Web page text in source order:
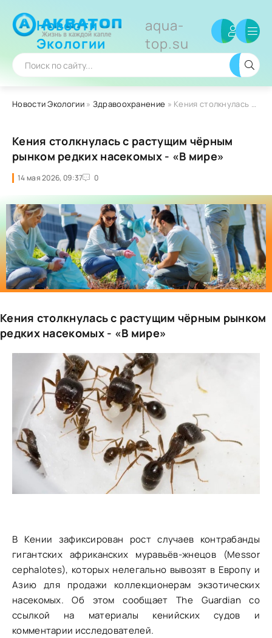
Новости
Экологии
aqua-
top.su
Новости Экологии» Здравоохранение » Кения столкнулась с растущим чёрным рынком редких насекомых - «В мире»
Кения столкнулась с растущим чёрным
рынком редких насекомых - «В мире»
14 мая 2026, 09:37 0
Кения столкнулась с растущим чёрным рынком
редких насекомых - «В мире»
В Кении зафиксирован рост случаев контрабанды
гигантских африканских муравьёв-жнецов (Messor
cephalotes), которых нелегально вывозят в Европу и
Азию для продажи коллекционерам экзотических
насекомых. Об этом сообщает The Guardian со
ссылкой на материалы кенийских судов и
комментарии исследователей.